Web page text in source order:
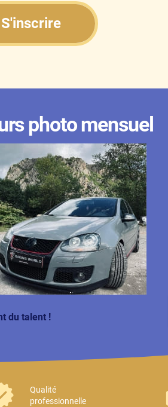
S'inscrire
photo mensuel
du talent !
Qualité
professionnelle